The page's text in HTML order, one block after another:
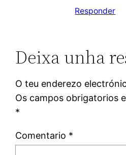
Responder
Deixa unha
O teu enderezo
Os campos obrigatorios
*
Comentario *